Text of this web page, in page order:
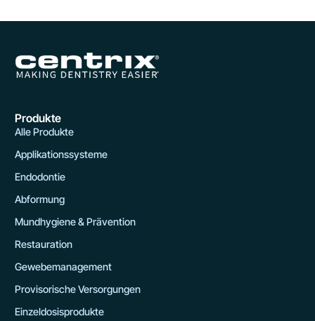
Produkte
Alle Produkte
Applikationssysteme
Endodontie
Abformung
Mundhygiene & Prävention
Restauration
Gewebemanagement
Provisorische Versorgungen
Einzeldosisprodukte